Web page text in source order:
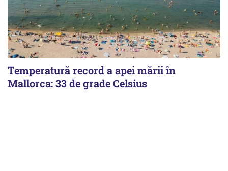
Temperatură record a apei mării în
Mallorca: 33 de grade Celsius